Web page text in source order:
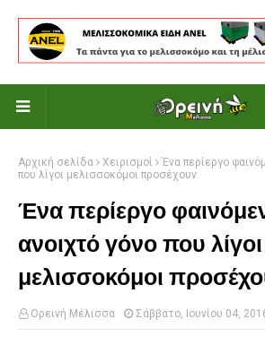
Αρχική σελίδα Χειρισμοί
Ένα περίεργο
που λίγοι μελισσοκόμοι προσέχουν
Ένα περίεργο
ανοιχτό γόνο που λίγοι
μελισσοκόμοι
Ορεινή Μέλισσα Σάββατο, Ιουνίου 04,